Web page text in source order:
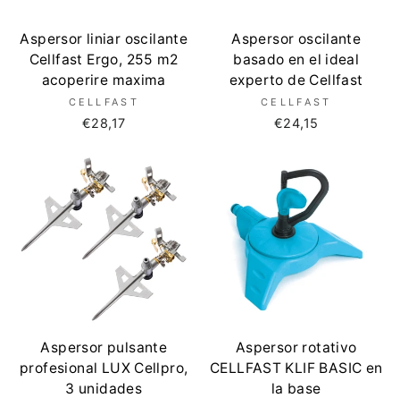
Aspersor liniar oscilante
Cellfast Ergo, 255 m2
acoperire maxima
CELLFAST
€28,17
Aspersor oscilante
basado en el ideal
experto de Cellfast
CELLFAST
€24,15
Aspersor pulsante
profesional LUX Cellpro,
3 unidades
Aspersor rotativo
CELLFAST KLIF BASIC en
la base